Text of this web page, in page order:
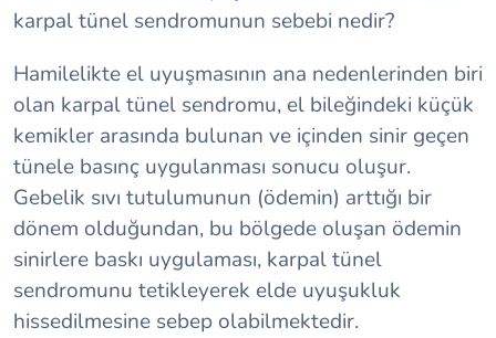
karpal tünel sendromunun sebebi nedir?
Hamilelikte el uyuşmasının ana nedenlerinden biri
olan karpal tünel sendromu, el bileğindeki küçük
kemikler arasında bulunan ve içinden sinir geçen
tünele basınç uygulanması sonucu oluşur.
Gebelik sıvı tutulumunun (ödemin) arttığı bir
dönem olduğundan, bu bölgede oluşan ödemin
sinirlere baskı uygulaması, karpal tünel
sendromunu tetikleyerek elde uyuşukluk
hissedilmesine sebep olabilmektedir.